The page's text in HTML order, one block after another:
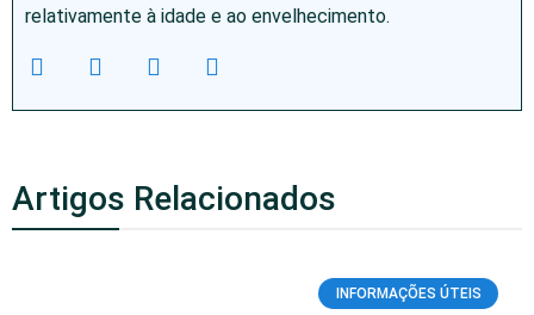
relativamente à idade e ao envelhecimento.
Artigos Relacionados
INFORMAÇÕES ÚTEIS